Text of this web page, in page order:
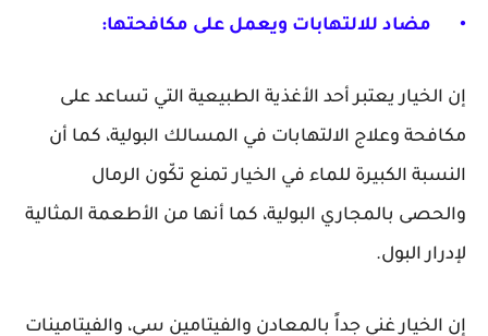
• مضاد للالتهابات ويعمل على مكافحتها:
إن الخيار يعتبر أحد الأغذية الطبيعية التي تساعد على
مكافحة وعلاج الالتهابات في المسالك البولية، كما أن
النسبة الكبيرة للماء في الخيار تمنع تكّون الرمال
والحصى بالمجاري البولية، كما أنها من الأطعمة المثالية
لإدرار البول.
إن الخيار غني جداً بالمعادن والفيتامين سي، والفيتامينات